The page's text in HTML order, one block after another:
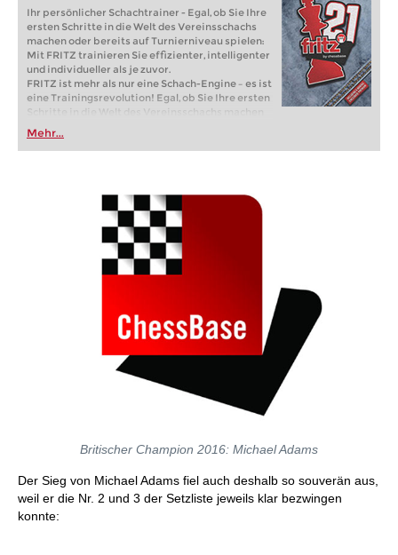
Ihr persönlicher Schachtrainer - Egal, ob Sie Ihre
ersten Schritte in die Welt des Vereinsschachs
machen oder bereits auf Turnierniveau spielen:
Mit FRITZ trainieren Sie effizienter, intelligenter
und individueller als je zuvor.
FRITZ ist mehr als nur eine Schach-Engine – es ist
eine Trainingsrevolution! Egal, ob Sie Ihre ersten
Schritte in die Welt des Vereinsschachs machen
oder bereits auf Turnierniveau spielen: Mit
FRITZ trainieren Sie effizienter, intelligenter und
individueller als je zuvor.
Mehr...
Britischer Champion 2016: Michael Adams
Der Sieg von Michael Adams fiel auch deshalb so souverän aus,
weil er die Nr. 2 und 3 der Setzliste jeweils klar bezwingen
konnte: